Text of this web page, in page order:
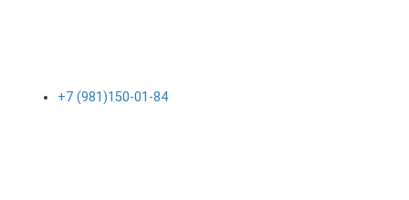
+7 (981)150-01-84